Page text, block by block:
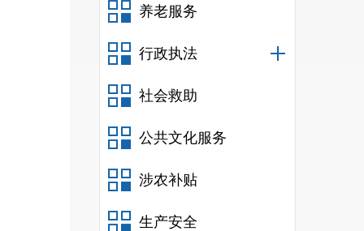
养老服务
行政执法
社会救助
公共文化服务
涉农补贴
生产安全